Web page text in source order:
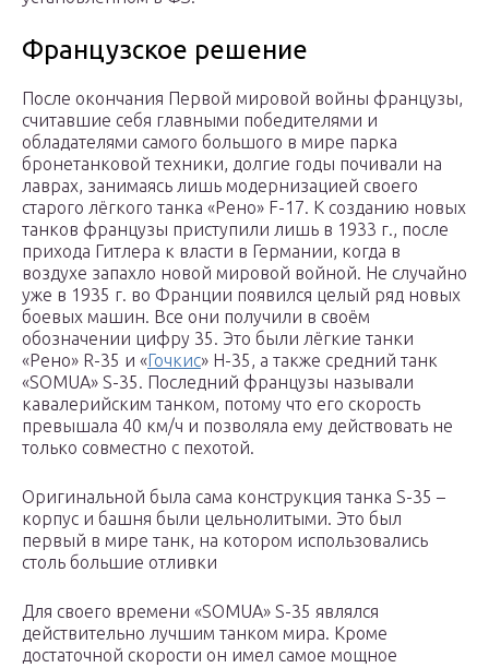
Французское решение
После окончания Первой мировой войны французы,
считавшие себя главными победителями и
обладателями самого большого в мире парка
бронетанковой техники, долгие годы почивали на
лаврах, занимаясь лишь модернизацией своего
старого лёгкого танка «Рено» F-17. К созданию новых
танков французы приступили лишь в 1933 г., после
прихода Гитлера к власти в Германии, когда в
воздухе запахло новой мировой войной. Не случайно
уже в 1935 г. во Франции появился целый ряд новых
боевых машин. Все они получили в своём
обозначении цифру 35. Это были лёгкие танки
«Рено» R-35 и «Гочкис» Н-35, а также средний танк
«SOMUA» S-35. Последний французы называли
кавалерийским танком, потому что его скорость
превышала 40 км/ч и позволяла ему действовать не
только совместно с пехотой.
Оригинальной была сама конструкция танка S-35 –
корпус и башня были цельнолитыми. Это был
первый в мире танк, на котором использовались
столь большие отливки
Для своего времени «SOMUA» S-35 являлся
действительно лучшим танком мира. Кроме
достаточной скорости он имел самое мощное